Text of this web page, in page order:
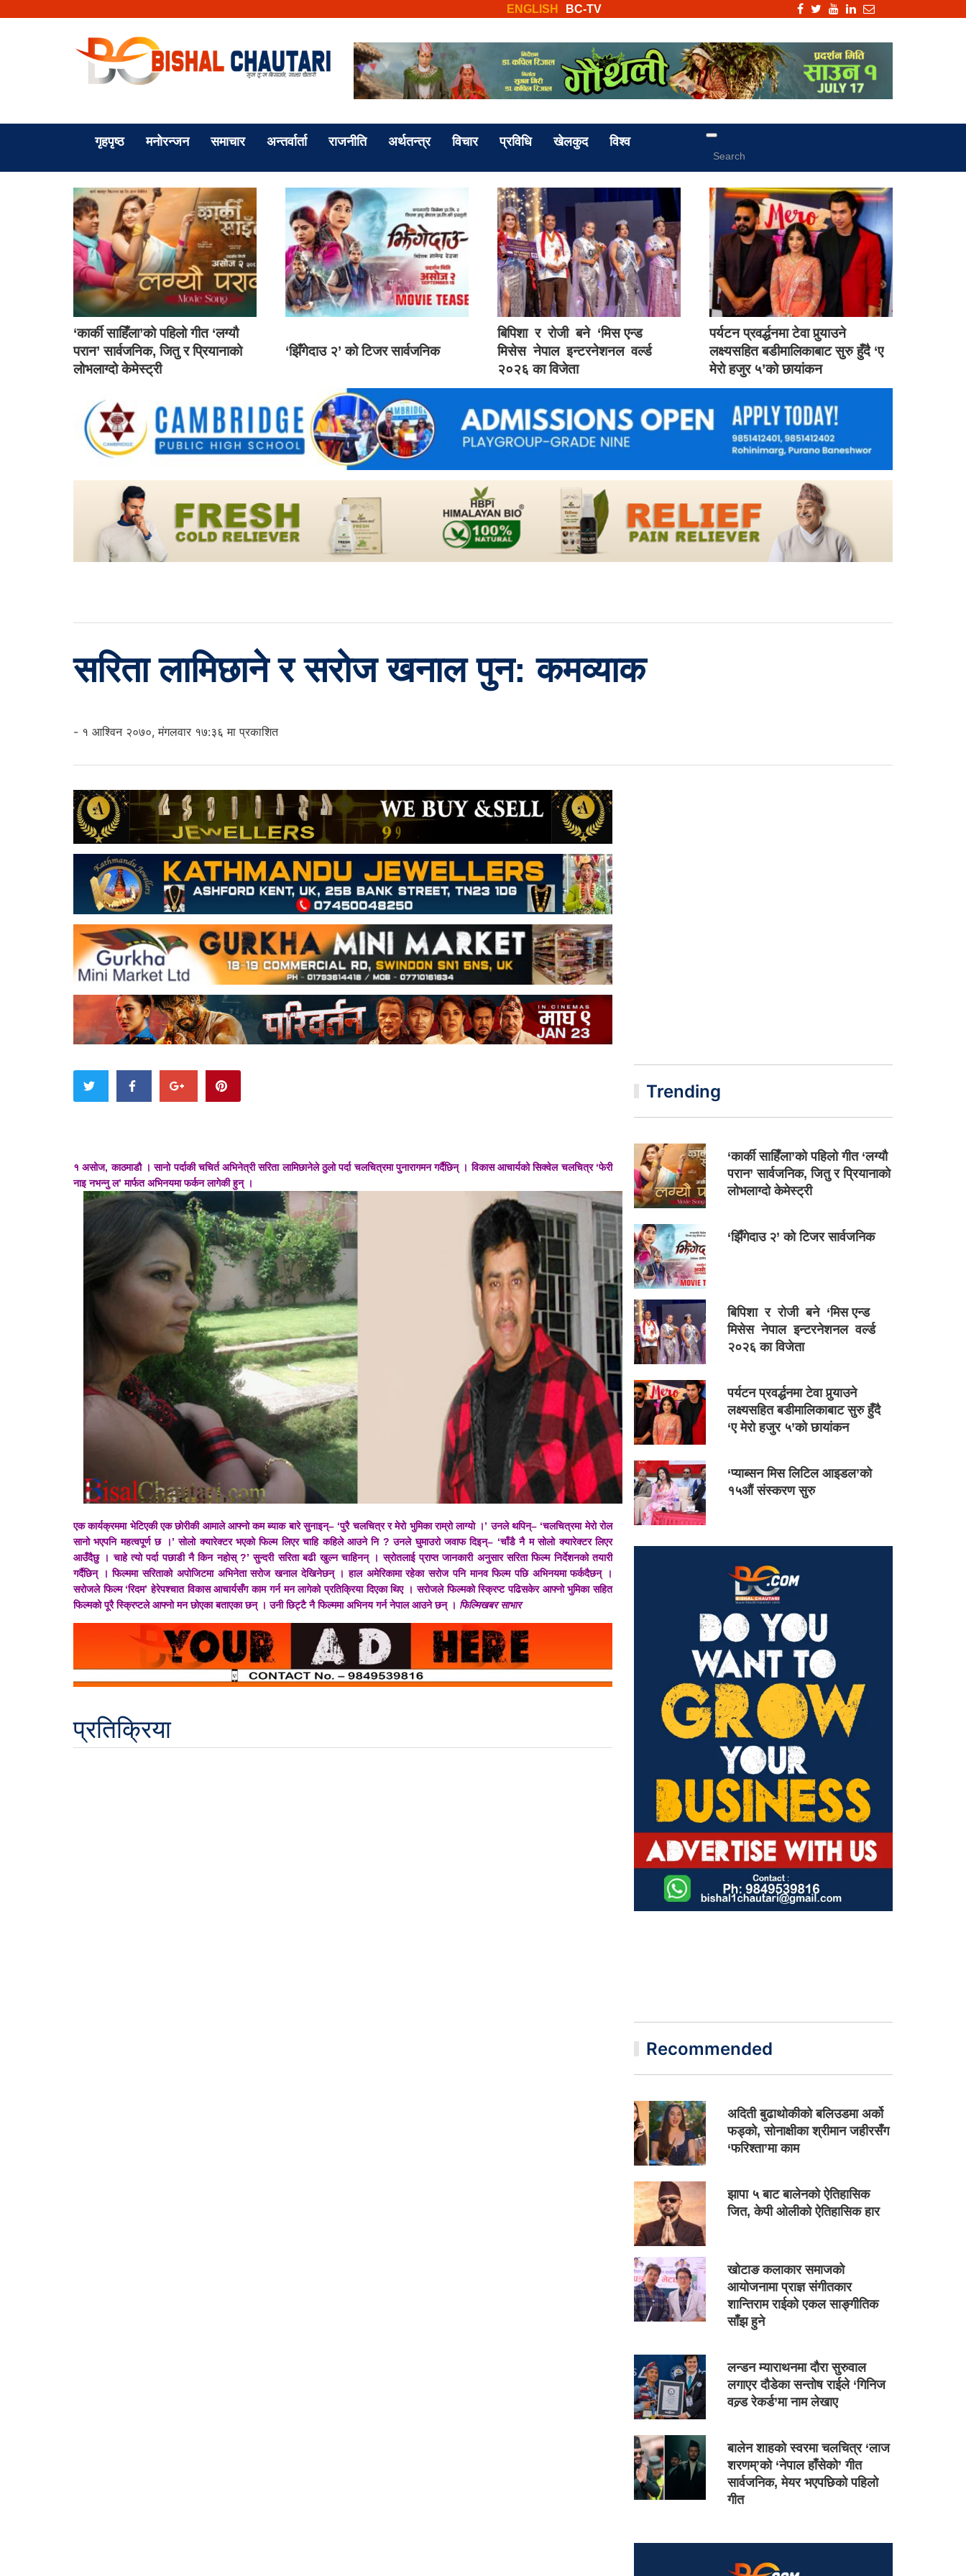
BC-TV
ENGLISH
गृहपृष्ठ मनोरन्जन समाचार अन्तर्वार्ता राजनीति अर्थतन्त्र विचार प्रविधि खेलकुद विश्व
‘कार्की साहिँला’को पहिलो गीत ‘लग्यौ
परान’ सार्वजनिक, जितु र प्रियानाको
लोभलाग्दो केमेस्ट्री
‘झिँगेदाउ २’ को टिजर सार्वजनिक
बिपिशा र रोजी बने ‘मिस एन्ड
मिसेस नेपाल इन्टरनेशनल वर्ल्ड
२०२६ का विजेता
पर्यटन प्रवर्द्धनमा टेवा पुर्‍याउने
लक्ष्यसहित बडीमालिकाबाट सुरु हुँदै ‘ए
मेरो हजुर ५’को छायांकन
सरिता लामिछाने र सरोज खनाल पुन: कमव्याक
- १ आश्विन २०७०, मंगलवार १७:३६ मा प्रकाशित
१ असोज, काठमाडौ । सानो पर्दाकी चचिर्त अभिनेत्री सरिता लामिछानेले ठुलो पर्दा चलचित्रमा पुनारागमन गर्दैछिन् । विकास आचार्यको सिक्वेल चलचित्र ‘फेरी
नाइ नभन्नु ल’ मार्फत अभिनयमा फर्कन लागेकी हुन् ।
एक कार्यक्रममा भेटिएकी एक छोरीकी आमाले आफ्नो कम ब्याक बारे सुनाइन्– ‘पुरै चलचित्र र मेरो भुमिका राम्रो लाग्यो ।’ उनले थपिन्– ‘चलचित्रमा मेरो रोल
सानो भएपनि महत्वपूर्ण छ ।’ सोलो क्यारेक्टर भएको फिल्म लिएर चाहि कहिले आउने नि ? उनले घुमाउरो जवाफ दिइन्– ‘चाँडै नै म सोलो क्यारेक्टर लिएर
आउँदैछु । चाहे त्यो पर्दा पछाडी नै किन नहोस् ?’ सुन्दरी सरिता बढी खुल्न चाहिनन् । स्रोतलाई प्राप्त जानकारी अनुसार सरिता फिल्म निर्देशनको तयारी
गर्दैछिन् । फिल्ममा सरिताको अपोजिटमा अभिनेता सरोज खनाल देखिनेछन् । हाल अमेरिकामा रहेका सरोज पनि मानव फिल्म पछि अभिनयमा फर्कदैछन् ।
सरोजले फिल्म ‘रिदम’ हेरेपश्चात विकास आचार्यसँग काम गर्न मन लागेको प्रतिक्रिया दिएका थिए । सरोजले फिल्मको स्क्रिप्ट पढिसकेर आफ्नो भुमिका सहित
फिल्मको पूरै स्क्रिप्टले आफ्नो मन छोएका बताएका छन् । उनी छिट्टै नै फिल्ममा अभिनय गर्न नेपाल आउने छन् । फिल्मिखबर साभार
प्रतिक्रिया
Trending
‘कार्की साहिँला’को पहिलो गीत ‘लग्यौ
परान’ सार्वजनिक, जितु र प्रियानाको
लोभलाग्दो केमेस्ट्री
‘झिँगेदाउ २’ को टिजर सार्वजनिक
बिपिशा र रोजी बने ‘मिस एन्ड
मिसेस नेपाल इन्टरनेशनल वर्ल्ड
२०२६ का विजेता
पर्यटन प्रवर्द्धनमा टेवा पुर्‍याउने
लक्ष्यसहित बडीमालिकाबाट सुरु हुँदै
‘ए मेरो हजुर ५’को छायांकन
‘प्याब्सन मिस लिटिल आइडल’को
१५औं संस्करण सुरु
Recommended
अदिती बुढाथोकीको बलिउडमा अर्को
फड्को, सोनाक्षीका श्रीमान जहीरसँग
‘फरिश्ता’मा काम
झापा ५ बाट बालेनको ऐतिहासिक
जित, केपी ओलीको ऐतिहासिक हार
खोटाङ कलाकार समाजको
आयोजनामा प्राज्ञ संगीतकार
शान्तिराम राईको एकल साङ्गीतिक
साँझ हुने
लन्डन म्याराथनमा दौरा सुरुवाल
लगाएर दौडेका सन्तोष राईले ‘गिनिज
वल्र्ड रेकर्ड’मा नाम लेखाए
बालेन शाहको स्वरमा चलचित्र ‘लाज
शरणम्’को ‘नेपाल हाँसेको’ गीत
सार्वजनिक, मेयर भएपछिको पहिलो
गीत